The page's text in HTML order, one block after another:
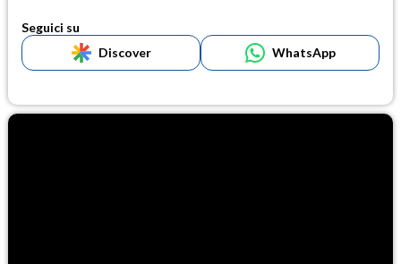
Seguici su
Discover
WhatsApp